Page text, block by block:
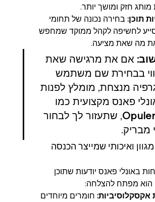
חזק ומושך יותר.
תוכן: בחירה נכונה של תחומי
לחשיפה לקהל ממוקד שמחפש
מה שאת מציעה.
אם את מרגישה שאת
בבחירת שם משתמש
מנצחת, מומלץ לפנות
פאנס מקצועית כמו
, שתעזור לך לבחור
מבריק.
ואיכותי שמייצר הכנסה
באונלי פאנס יודעות שתוכן
הוא מפתח להצלחה:
אקסקלוסיביות: חומרים מיוחדים